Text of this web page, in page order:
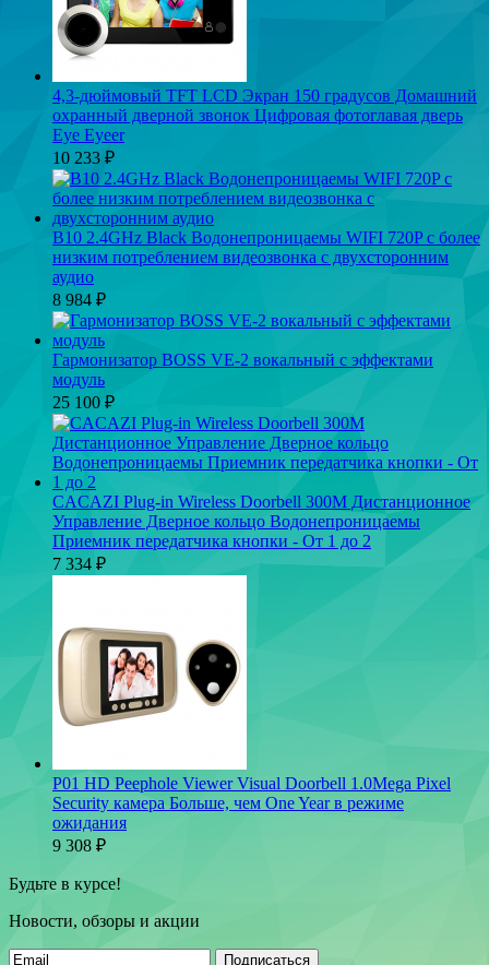
4,3-дюймовый TFT LCD Экран 150 градусов Домашний
охранный дверной звонок Цифровая фотоглавая дверь
Eye Eyeer
10 233 ₽
B10 2.4GHz Black Водонепроницаемы WIFI 720P с более
низким потреблением видеозвонка с двухсторонним
аудио
8 984 ₽
Гармонизатор BOSS VE-2 вокальный с эффектами
модуль
25 100 ₽
CACAZI Plug-in Wireless Doorbell 300M Дистанционное
Управление Дверное кольцо Водонепроницаемы
Приемник передатчика кнопки - От 1 до 2
7 334 ₽
P01 HD Peephole Viewer Visual Doorbell 1.0Mega Pixel
Security камера Больше, чем One Year в режиме
ожидания
9 308 ₽
Будьте в курсе!
Новости, обзоры и акции
Подписаться